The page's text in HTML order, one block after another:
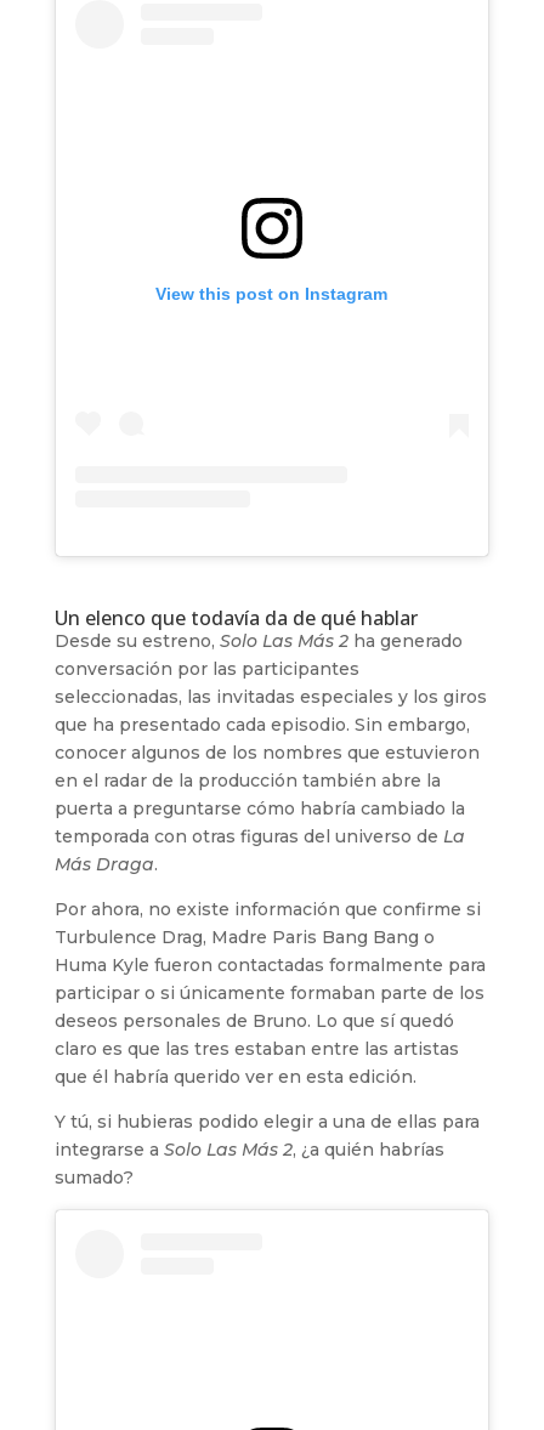
View this post on Instagram
Un elenco que todavía da de qué hablar
Desde su estreno, Solo Las Más 2ha generado
conversación por las participantes
seleccionadas, las invitadas especiales y los giros
que ha presentado cada episodio. Sin embargo,
conocer algunos de los nombres que estuvieron
en el radar de la producción también abre la
puerta a preguntarse cómo habría cambiado la
temporada con otras figuras del universo de La
Más Draga.
Por ahora, no existe información que confirme si
Turbulence Drag, Madre Paris Bang Bang o
Huma Kyle fueron contactadas formalmente para
participar o si únicamente formaban parte de los
deseos personales de Bruno. Lo que sí quedó
claro es que las tres estaban entre las artistas
que él habría querido ver en esta edición.
Y tú, si hubieras podido elegir a una de ellas para
integrarse a Solo Las Más 2, ¿a quién habrías
sumado?